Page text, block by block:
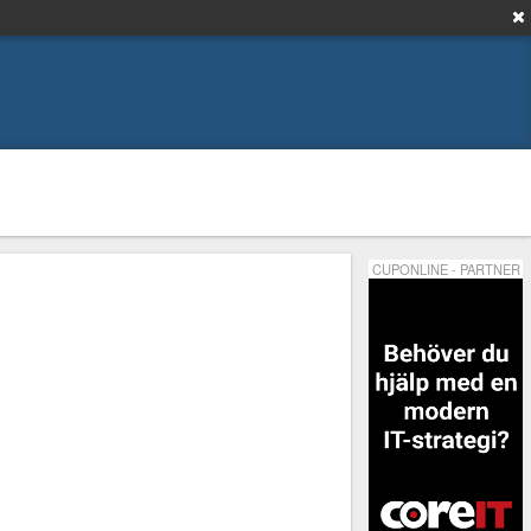
CUPONLINE - PARTNER